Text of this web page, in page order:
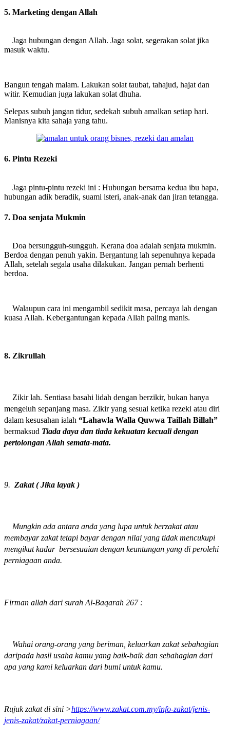
5. Marketing dengan Allah
Jaga hubungan dengan Allah. Jaga solat, segerakan solat jika
masuk waktu.
Bangun tengah malam. Lakukan solat taubat, tahajud, hajat dan
witir. Kemudian juga lakukan solat dhuha.
Selepas subuh jangan tidur, sedekah subuh amalkan setiap hari.
Manisnya kita sahaja yang tahu.
6. Pintu Rezeki
Jaga pintu-pintu rezeki ini : Hubungan bersama kedua ibu bapa,
hubungan adik beradik, suami isteri, anak-anak dan jiran tetangga.
7. Doa senjata Mukmin
Doa bersungguh-sungguh. Kerana doa adalah senjata mukmin.
Berdoa dengan penuh yakin. Bergantung lah sepenuhnya kepada
Allah, setelah segala usaha dilakukan. Jangan pernah berhenti
berdoa.
Walaupun cara ini mengambil sedikit masa, percaya lah dengan
kuasa Allah. Kebergantungan kepada Allah paling manis.
8. Zikrullah
Zikir lah. Sentiasa basahi lidah dengan berzikir, bukan hanya
mengeluh sepanjang masa. Zikir yang sesuai ketika rezeki atau diri
dalam kesusahan ialah “Lahawla Walla Quwwa Taillah Billah”
bermaksud Tiada daya dan tiada kekuatan kecuali dengan
pertolongan Allah semata-mata.
9. Zakat ( Jika layak )
Mungkin ada antara anda yang lupa untuk berzakat atau
membayar zakat tetapi bayar dengan nilai yang tidak mencukupi
mengikut kadar bersesuaian dengan keuntungan yang di perolehi
perniagaan anda.
Firman allah dari surah Al-Baqarah 267 :
Wahai orang-orang yang beriman, keluarkan zakat sebahagian
daripada hasil usaha kamu yang baik-baik dan sebahagian dari
apa yang kami keluarkan dari bumi untuk kamu.
Rujuk zakat di sini >https://www.zakat.com.my/info-zakat/jenis-
jenis-zakat/zakat-perniagaan/